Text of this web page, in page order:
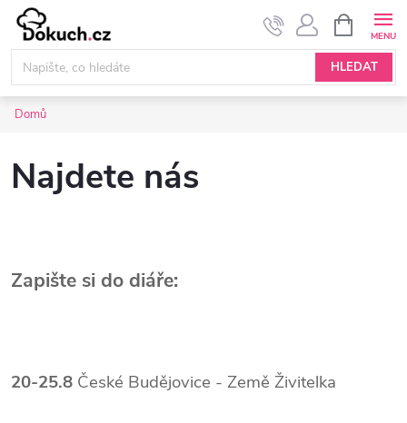
Přejít
obsah
HLEDAT
NÁKUPNÍ
KOŠÍK
Domů
Najdete nás
Zapište si do diáře:
20-25.8 České Budějovice - Země Živitelka